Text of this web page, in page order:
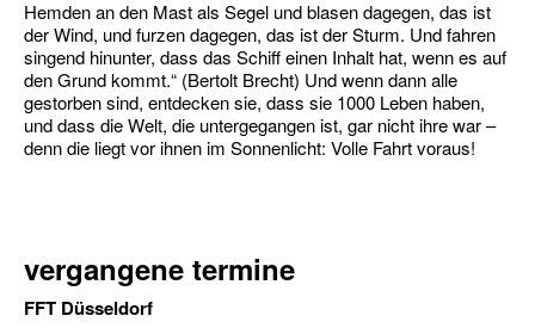
Hemden an den Mast als Segel und blasen dagegen, das ist
der Wind, und furzen dagegen, das ist der Sturm. Und fahren
singend hinunter, dass das Schiff einen Inhalt hat, wenn es auf
den Grund kommt.“ (Bertolt Brecht) Und wenn dann alle
gestorben sind, entdecken sie, dass sie 1000 Leben haben,
und dass die Welt, die untergegangen ist, gar nicht ihre war –
denn die liegt vor ihnen im Sonnenlicht: Volle Fahrt voraus!
vergangene termine
FFT Düsseldorf